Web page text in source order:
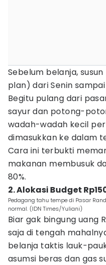
Sebelum belanja,
plan) dari Senin sampai
Begitu pulang dari
sayur dan potong-
wadah-wadah kecil
dimasukkan ke dalam
Cara ini terbukti
makanan membusuk
80%.
2. Alokasi Budget
Pedagang tahu tempe di Pasar
normal. (IDN Times/Yuliani)
Biar gak bingung uang
saja di tengah
belanja taktis lauk-
asumsi beras dan gas